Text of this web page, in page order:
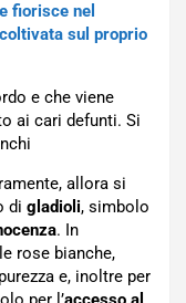
fiorisce nel
sul proprio
e che viene
ai cari defunti. Si
allora si
di gladioli, simbolo
. In
rose bianche,
e, inoltre per